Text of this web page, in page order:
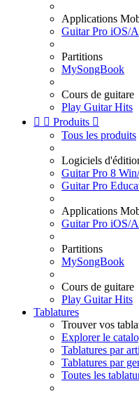
Applications
Guitar Pro iOS/
Partitions
MySongBook
Cours de guitare
Play Guitar Hits
  Produits 
Tous les produits
Logiciels
Guitar Pro 8
Guitar Pro
Applications
Guitar Pro iOS/
Partitions
MySongBook
Cours de guitare
Play Guitar Hits
Tablatures
Trouver vos
Explorer le
Tablatures par
Tablatures par
Toutes les